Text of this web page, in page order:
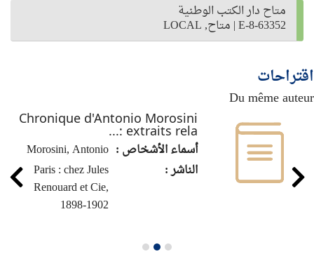
متاح دار الكتب الوطنية
E-8-63352
| متاح, LOCAL
اقتراحات
Du même auteur
Chronique d'Antonio Morosini
: extraits rela...
أسماء الأشخاص : Morosini, Antonio
الناشر :
Paris : chez Jules
Renouard et Cie,
1898-1902